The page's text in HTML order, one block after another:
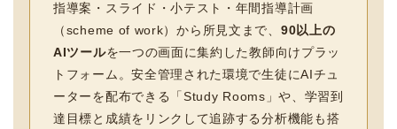
指導案・スライド・小テスト・年間指導計画
（scheme of work）から所見文まで、 90以上の
AIツールを一つの画面に集約した教師向けプラッ
トフォーム。安全管理された環境で生徒にAIチュ
ーターを配布できる「Study Rooms」や、学習到
達目標と成績をリンクして追跡する分析機能も搭